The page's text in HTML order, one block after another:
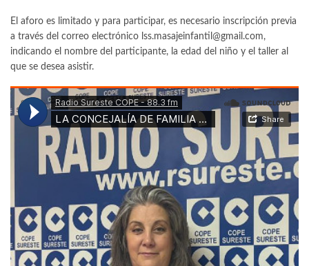
El aforo es limitado y para participar, es necesario inscripción previa
a través del correo electrónico lss.masajeinfantil@gmail.com,
indicando el nombre del participante, la edad del niño y el taller al
que se desea asistir.